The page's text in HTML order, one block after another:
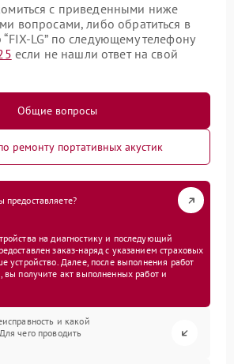
с приведенными ниже
вопросами, либо обратиться в
LG” по следующему телефону
если не нашли ответ на свой
Общие вопросы
ремонту портативных акустик
на диагностику и последующий
заказ-наряд с указанием страховых
устройство. Далее, после выполнения работ
вы получите акт выполненных работ и
и какой
чего проводить